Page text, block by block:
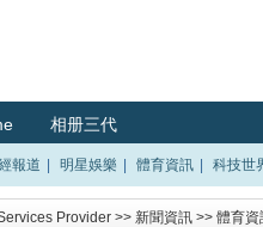
相册三代
報道 明星娛樂 體育資訊 科技世
Provider >> 新聞資訊 >> 體育資